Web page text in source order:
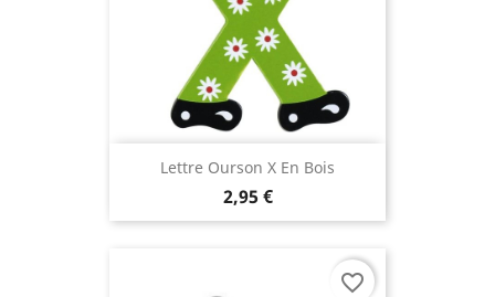
Lettre Ourson X En Bois
2,95 €
favorite_border